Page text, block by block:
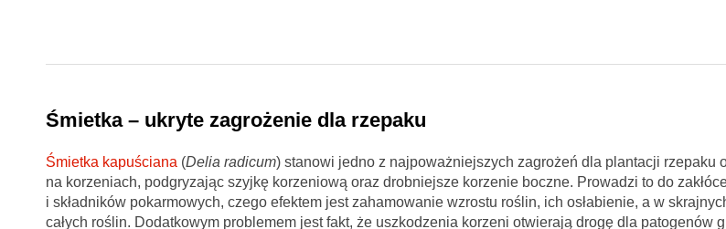
Śmietka – ukryte zagrożenie dla rzepaku
Śmietka kapuściana (Delia radicum) stanowi jedno z najpoważniejszych zagrożeń dla plantacji rzepaku
na korzeniach, podgryzając szyjkę korzeniową oraz drobniejsze korzenie boczne. Prowadzi to do
i składników pokarmowych, czego efektem jest zahamowanie wzrostu roślin, ich osłabienie, a w
całych roślin. Dodatkowym problemem jest fakt, że uszkodzenia korzeni otwierają drogę dla patogenów